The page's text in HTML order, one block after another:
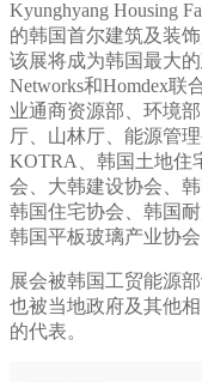
Kyunghyang Housing
的韩国首尔建筑及装
该展将成为韩国最大
Networks和Homdex
业通商资源部、环境
厅、山林厅、能源管
KOTRA、韩国土地住
会、大韩建设协会、
韩国住宅协会、韩国
韩国平板玻璃产业协会
展会被韩国工贸能源
也被当地政府及其他
的代表。